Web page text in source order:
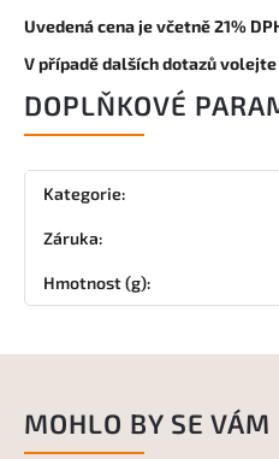
Uvedená cena je včetně 21%
V případě dalších dotazů volejte
DOPLŇKOVÉ
Kategorie:
Záruka:
Hmotnost (g):
MOHLO BY SE VÁM